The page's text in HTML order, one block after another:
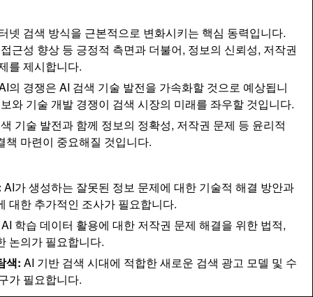
넷 검색 방식을 근본적으로 변화시키는 핵심 동력입니다.
근성 향상 등 긍정적 측면과 더불어, 정보의 신뢰성, 저작권
를 제시합니다.
의 경쟁은 AI 검색 기술 발전을 가속화할 것으로 예상됩니
와 기술 개발 경쟁이 검색 시장의 미래를 좌우할 것입니다.
기술 발전과 함께 정보의 정확성, 저작권 문제 등 윤리적
책 마련이 중요해질 것입니다.
AI가 생성하는 잘못된 정보 문제에 대한 기술적 해결 방안과
대한 추가적인 조사가 필요합니다.
학습 데이터 활용에 대한 저작권 문제 해결을 위한 법적,
논의가 필요합니다.
색: AI 기반 검색 시대에 적합한 새로운 검색 광고 모델 및 수
가 필요합니다.